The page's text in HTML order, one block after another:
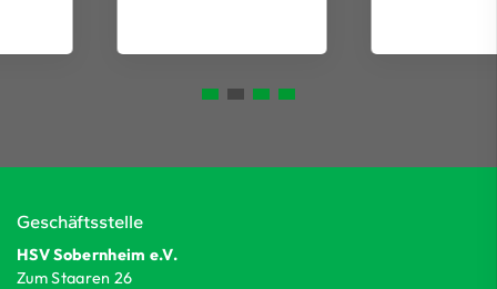
Geschäftsstelle
HSV Sobernheim e.V.
Zum Staaren 26